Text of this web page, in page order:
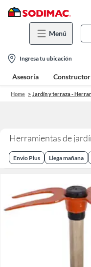
Menú
location-
icon
Ingresa tu ubicación
Asesoría Constructor
Home Jardín y terraza -
Herramientas de
Envio Plus Llega mañana